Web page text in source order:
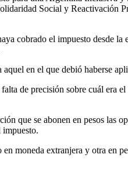
Social y Reactivación
cobrado el impuesto desde
en el que debió haberse
de precisión sobre cuál era
que se abonen en pesos las
impuesto.
moneda extranjera y otra en